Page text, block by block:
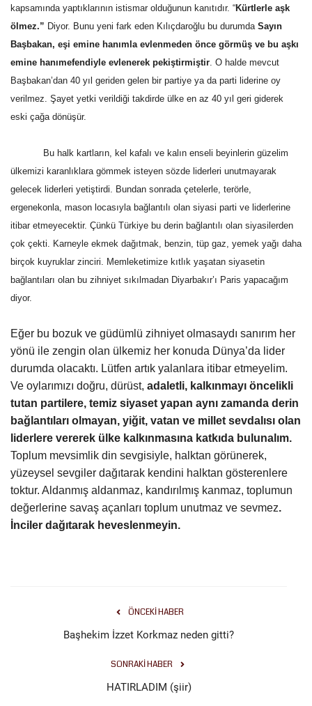
kapsamında yaptıklarının istismar olduğunun kanıtıdır. “Kürtlerle aşk
ölmez.” Diyor. Bunu yeni fark eden Kılıçdaroğlu bu durumda Sayın
Başbakan, eşi emine hanımla evlenmeden önce görmüş ve bu aşkı
emine hanımefendiyle evlenerek pekiştirmiştir. O halde mevcut
Başbakan’dan 40 yıl geriden gelen bir partiye ya da parti liderine oy
verilmez. Şayet yetki verildiği takdirde ülke en az 40 yıl geri giderek
eski çağa dönüşür.
Bu halk kartların, kel kafalı ve kalın enseli beyinlerin güzelim
ülkemizi karanlıklara gömmek isteyen sözde liderleri unutmayarak
gelecek liderleri yetiştirdi. Bundan sonrada çetelerle, terörle,
ergenekonla, mason locasıyla bağlantılı olan siyasi parti ve liderlerine
itibar etmeyecektir. Çünkü Türkiye bu derin bağlantılı olan siyasilerden
çok çekti. Karneyle ekmek dağıtmak, benzin, tüp gaz, yemek yağı daha
birçok kuyruklar zinciri. Memleketimize kıtlık yaşatan siyasetin
bağlantıları olan bu zihniyet sıkılmadan Diyarbakır’ı Paris yapacağım
diyor.
Eğer bu bozuk ve güdümlü zihniyet olmasaydı sanırım her
yönü ile zengin olan ülkemiz her konuda Dünya’da lider
durumda olacaktı. Lütfen artık yalanlara itibar etmeyelim.
Ve oylarımızı doğru, dürüst, adaletli, kalkınmayı öncelikli
tutan partilere, temiz siyaset yapan aynı zamanda derin
bağlantıları olmayan, yiğit, vatan ve millet sevdalısı olan
liderlere vererek ülke kalkınmasına katkıda bulunalım.
Toplum mevsimlik din sevgisiyle, halktan görünerek,
yüzeysel sevgiler dağıtarak kendini halktan gösterenlere
toktur. Aldanmış aldanmaz, kandırılmış kanmaz, toplumun
değerlerine savaş açanları toplum unutmaz ve sevmez.
İnciler dağıtarak heveslenmeyin.
ÖNCEKI HABER
Başhekim İzzet Korkmaz neden gitti?
SONRAKI HABER
HATIRLADIM (şiir)